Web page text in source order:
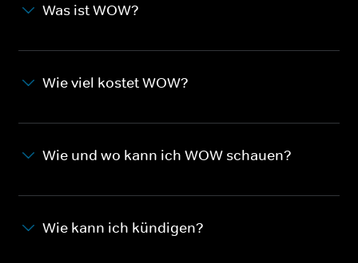
Was ist WOW?
Wie viel kostet WOW?
Wie und wo kann ich WOW schauen?
Wie kann ich kündigen?